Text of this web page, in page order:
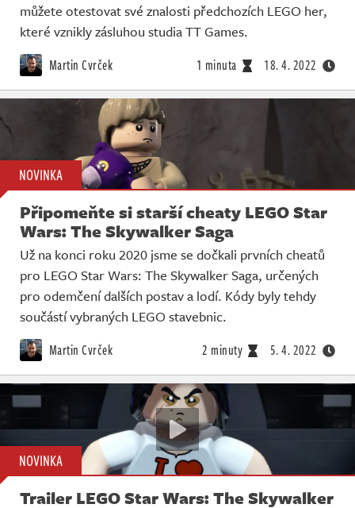
můžete otestovat své znalosti předchozích LEGO her,
které vznikly zásluhou studia TT Games.
Martin Cvrček 1 minuta 18. 4. 2022
NOVINKA
Připomeňte si starší cheaty LEGO Star
Wars: The Skywalker Saga
Už na konci roku 2020 jsme se dočkali prvních cheatů
pro LEGO Star Wars: The Skywalker Saga, určených
pro odemčení dalších postav a lodí. Kódy byly tehdy
součástí vybraných LEGO stavebnic.
Martin Cvrček 2 minuty 5. 4. 2022
NOVINKA
Trailer LEGO Star Wars: The Skywalker